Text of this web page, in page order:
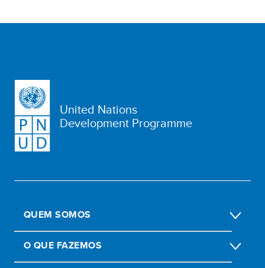
United Nations
Development Programme
QUEM SOMOS
O QUE FAZEMOS